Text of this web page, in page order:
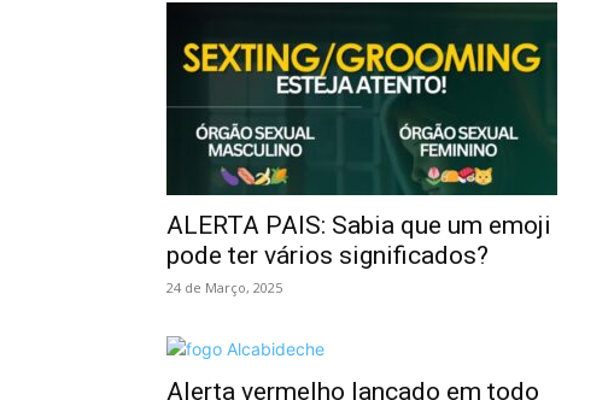
ALERTA PAIS: Sabia que um emoji
pode ter vários significados?
24 de Março, 2025
Alerta vermelho lançado em todo